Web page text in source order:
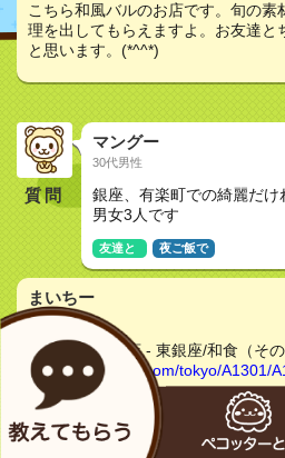
こちら和風バルのお店です。旬の素
理を出してもらえますよ。お友達と
と思います。(*^^*)
質問
マングー
30代男性
銀座、有楽町での綺麗だけ
男女3人です
友達と 夜ご飯で
まいちー
30代女性
板前バル 銀座店 - 東銀座/和食（そ
https://s.tabelog.com/tokyo/A1301/
3/
こちらの和食の場ではいかがですか
れの店でお魚が美味しいお店ですよ